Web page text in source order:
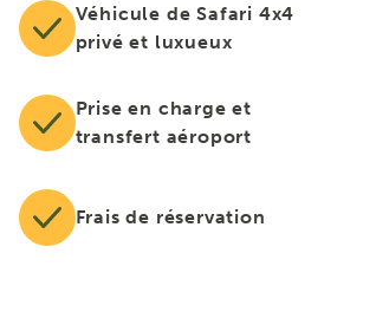
Véhicule de Safari 4x4
privé et luxueux
Prise en charge et
transfert aéroport
Frais de réservation